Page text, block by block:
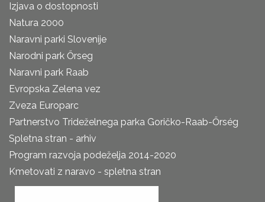
Izjava o dostopnosti
Natura 2000
Naravni parki Slovenije
Narodni park Őrseg
Naravni park Raab
Evropska Zelena vez
Zveza Europarc
Partnerstvo Trideželnega parka Goričko-Raab-Őrség
Spletna stran - arhiv
Program razvoja podeželja 2014-2020
Kmetovati z naravo - spletna stran